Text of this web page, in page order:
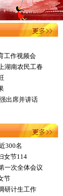
工作视频会
湖南农民工春
出席并讲话
300名
女节114
一次全体会议
节
研计生工作